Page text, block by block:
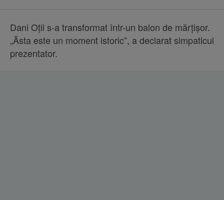
Dani Oțil s-a transformat într-un balon de mărțișor.
„Ăsta este un moment istoric”, a declarat simpaticul
prezentator.